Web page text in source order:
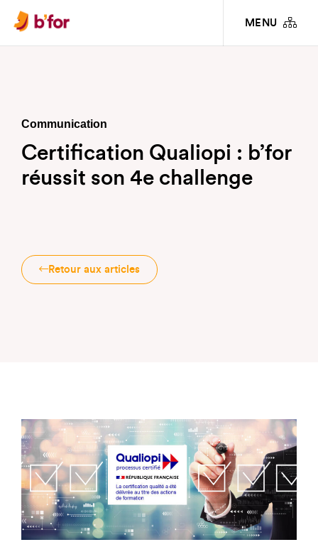
MENU
INFOS PRATIQUES & ARTICLES
4E CHALLENGE
Communication
Certification Qualiopi : b’for
réussit son 4e challenge
Retour aux articles